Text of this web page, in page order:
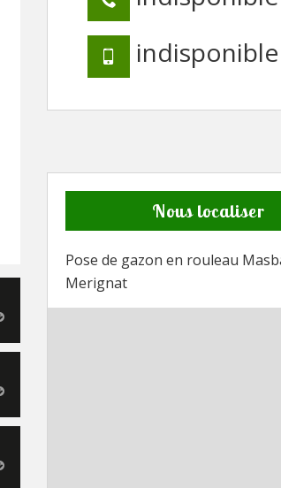
indisponible
Nous localiser
Pose de gazon en rouleau
Merignat